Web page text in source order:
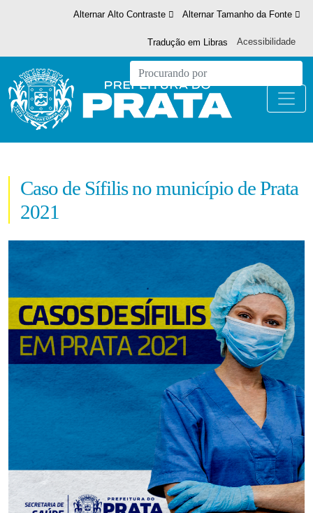
Alternar Alto Contraste Alternar Tamanho da Fonte
Acessibilidade
Tradução em Libras
Caso de Sífilis no município de Prata
2021